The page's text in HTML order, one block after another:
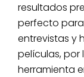
resultados
perfecto
entrevistas y
películas, por
herramienta